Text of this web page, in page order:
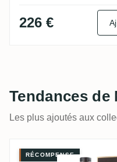
226 €
Tendances de
Les plus ajoutés aux
Mount Gay XO -
RÉCOMPENSE